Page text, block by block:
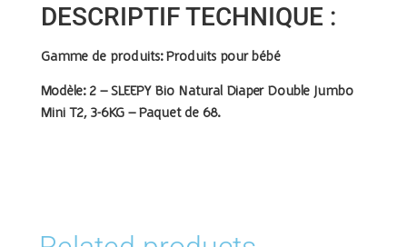
DESCRIPTIF TECHNIQUE :
Gamme de produits:Produits pour bébé
Modèle: 2 –SLEEPY Bio Natural Diaper Double Jumbo
Mini T2, 3-6KG – Paquet de 68.